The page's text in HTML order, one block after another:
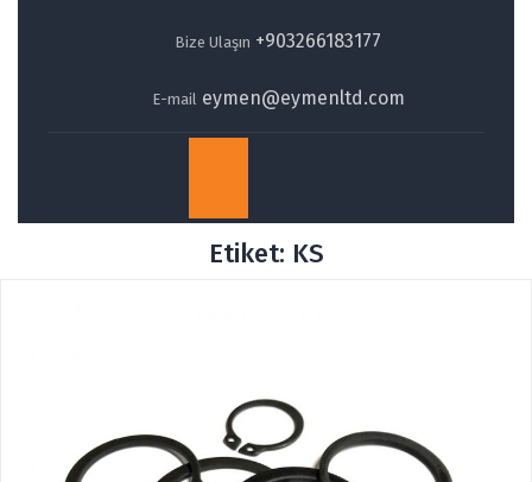
Bize Ulaşın +903266183177
E-mail eymen@eymenltd.com
Button
Etiket: KS